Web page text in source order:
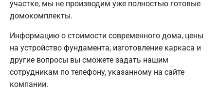
участке, мы не производим уже полностью готовые
домокомплекты.
Информацию о стоимости современного дома, цены
на устройство фундамента, изготовление каркаса и
другие вопросы вы сможете задать нашим
сотрудникам по телефону, указанному на сайте
компании.